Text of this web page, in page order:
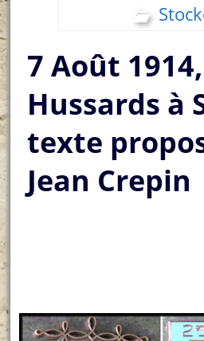
7 Août
Hussards à
texte
Jean Crepin